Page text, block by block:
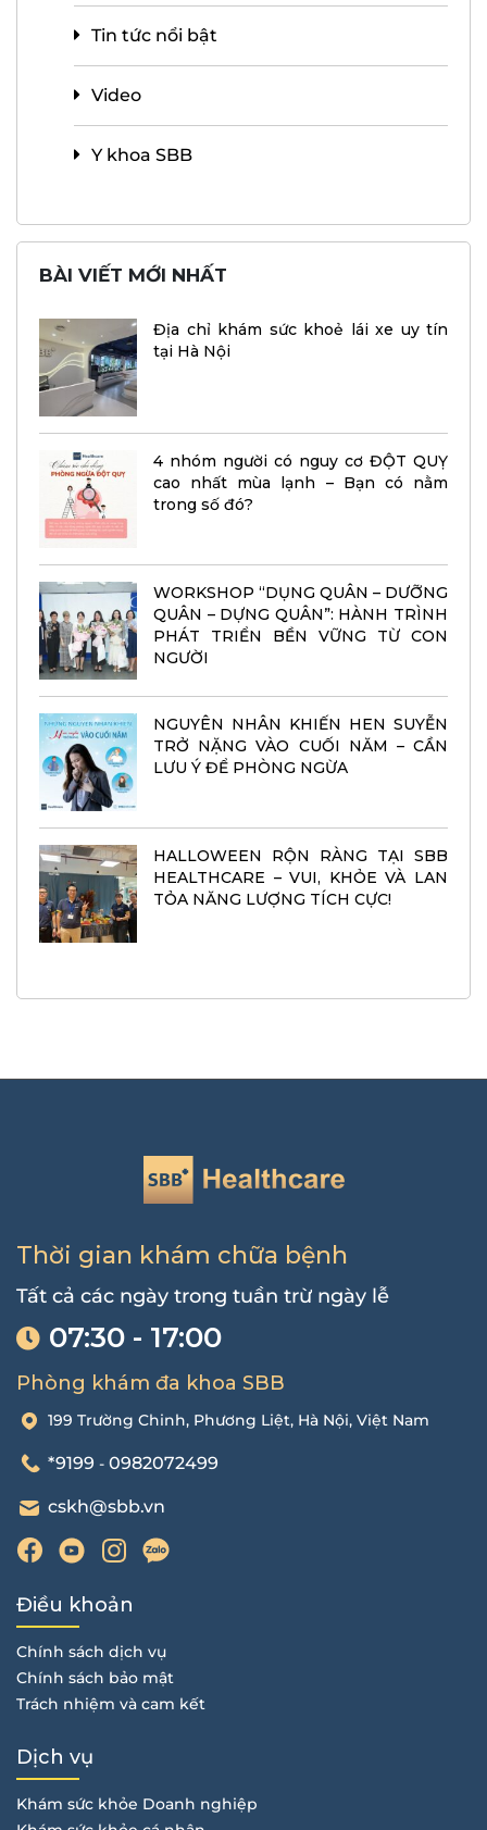
Tin tức nổi bật
Video
Y khoa SBB
BÀI VIẾT MỚI NHẤT
Địa chỉ khám sức khoẻ lái xe uy tín
tại Hà Nội
4 nhóm người có nguy cơ ĐỘT QUỴ
cao nhất mùa lạnh – Bạn có nằm
trong số đó?
WORKSHOP “DỤNG QUÂN – DƯỠNG
QUÂN – DỰNG QUÂN”: HÀNH TRÌNH
PHÁT TRIỂN BỀN VỮNG TỪ CON
NGƯỜI
NGUYÊN NHÂN KHIẾN HEN SUYỄN
TRỞ NẶNG VÀO CUỐI NĂM – CẦN
LƯU Ý ĐỂ PHÒNG NGỪA
HALLOWEEN RỘN RÀNG TẠI SBB
HEALTHCARE – VUI, KHỎE VÀ LAN
TỎA NĂNG LƯỢNG TÍCH CỰC!
Thời gian khám chữa bệnh
Tất cả các ngày trong tuần trừ ngày lễ
07:30 - 17:00
Phòng khám đa khoa SBB
199 Trường Chinh, Phương Liệt, Hà Nội, Việt Nam
*9199 - 0982072499
cskh@sbb.vn
Điều khoản
Chính sách dịch vụ
Chính sách bảo mật
Trách nhiệm và cam kết
Dịch vụ
Khám sức khỏe Doanh nghiệp